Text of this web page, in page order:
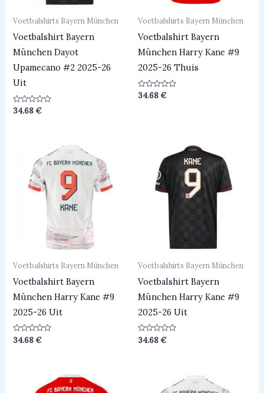
Voetbalshirts Bayern München
Voetbalshirt Bayern
München Dayot
Upamecano #2 2025-26
Uit
Beoordeeld
34.68€
Voetbalshirts Bayern München
Voetbalshirt Bayern
München Harry Kane #9
2025-26 Thuis
Beoordeeld
34.68€
Voetbalshirts Bayern München
Voetbalshirt Bayern
München Harry Kane #9
2025-26 Uit
Beoordeeld
0
34.68€
Voetbalshirts Bayern München
Voetbalshirt Bayern
München Harry Kane #9
2025-26 Uit
Beoordeeld
0
34.68€